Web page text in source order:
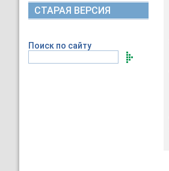
СТАРАЯ ВЕРСИЯ
Поиск по сайту